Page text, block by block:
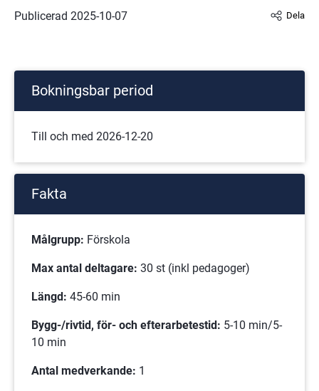
Publicerad 2025-10-07 Dela
Bokningsbar period
Till och med 2026-12-20
Fakta
Målgrupp: Förskola
Max antal deltagare: 30 st (inkl pedagoger)
Längd: 45-60 min
Bygg-/rivtid, för- och efterarbetestid: 5-10 min/5-
10 min
Antal medverkande: 1